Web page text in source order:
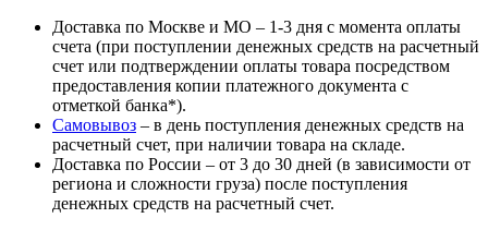
Доставка по Москве и МО – 1-3 дня с момента оплаты
счета (при поступлении денежных средств на расчетный
счет или подтверждении оплаты товара посредством
предоставления копии платежного документа с
отметкой банка*).
Самовывоз – в день поступления денежных средств на
расчетный счет, при наличии товара на складе.
Доставка по России – от 3 до 30 дней (в зависимости от
региона и сложности груза) после поступления
денежных средств на расчетный счет.